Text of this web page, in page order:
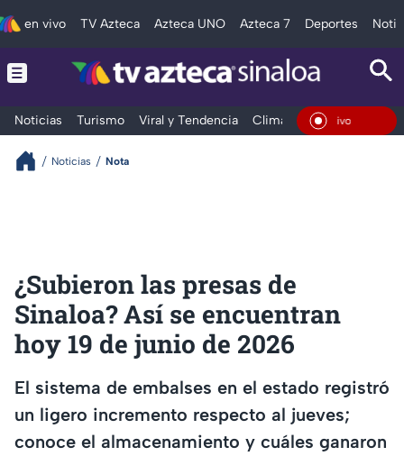
en vivo TV Azteca Azteca UNO Azteca 7 Deportes
Noticias Turismo Viral y Tendencia Clima Deportes
En Vivo
Noticias Nota
¿Subieron las presas de
Sinaloa? Así se encuentran
hoy 19 de junio de 2026
El sistema de embalses en el estado registró
un ligero incremento respecto al jueves;
conoce el almacenamiento y cuáles ganaron